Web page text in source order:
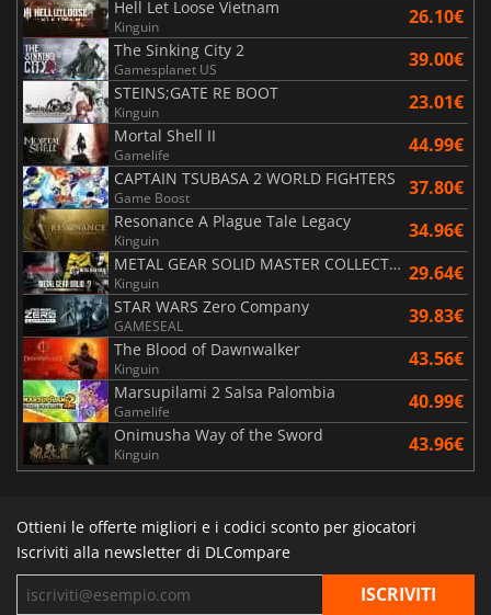
Hell Let Loose Vietnam
Kinguin 26.10€
The Sinking City 2
Gamesplanet US 39.00€
STEINS;GATE RE BOOT
Kinguin 23.01€
Mortal Shell II
Gamelife 44.99€
CAPTAIN TSUBASA 2 WORLD FIGHTERS
Game Boost 37.80€
Resonance A Plague Tale Legacy
Kinguin 34.96€
METAL GEAR SOLID MASTER COLLECTION Vol.2
Kinguin 29.64€
STAR WARS Zero Company
GAMESEAL 39.83€
The Blood of Dawnwalker
Kinguin 43.56€
Marsupilami 2 Salsa Palombia
Gamelife 40.99€
Onimusha Way of the Sword
Kinguin 43.96€
Ottieni le offerte migliori e i codici sconto per giocatori
Iscriviti alla newsletter di DLCompare